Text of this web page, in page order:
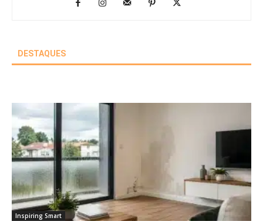
DESTAQUES
Inspiring Smart